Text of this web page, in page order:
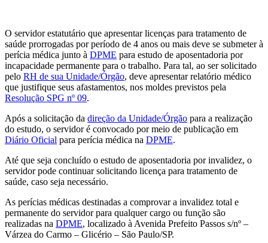
O servidor estatutário que apresentar licenças para tratamento de
saúde prorrogadas por período de 4 anos ou mais deve se submeter à
perícia médica junto à DPME para estudo de aposentadoria por
incapacidade permanente para o trabalho. Para tal, ao ser solicitado
pelo RH de sua Unidade/Órgão, deve apresentar relatório médico
que justifique seus afastamentos, nos moldes previstos pela
Resolução SPG nº 09.
Após a solicitação da direção da Unidade/Órgão para a realização
do estudo, o servidor é convocado por meio de publicação em
Diário Oficial para perícia médica na DPME.
Até que seja concluído o estudo de aposentadoria por invalidez, o
servidor pode continuar solicitando licença para tratamento de
saúde, caso seja necessário.
As perícias médicas destinadas a comprovar a invalidez total e
permanente do servidor para qualquer cargo ou função são
realizadas na DPME, localizado à Avenida Prefeito Passos s/nº –
Várzea do Carmo – Glicério – São Paulo/SP.